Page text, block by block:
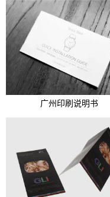
广州印刷说明书